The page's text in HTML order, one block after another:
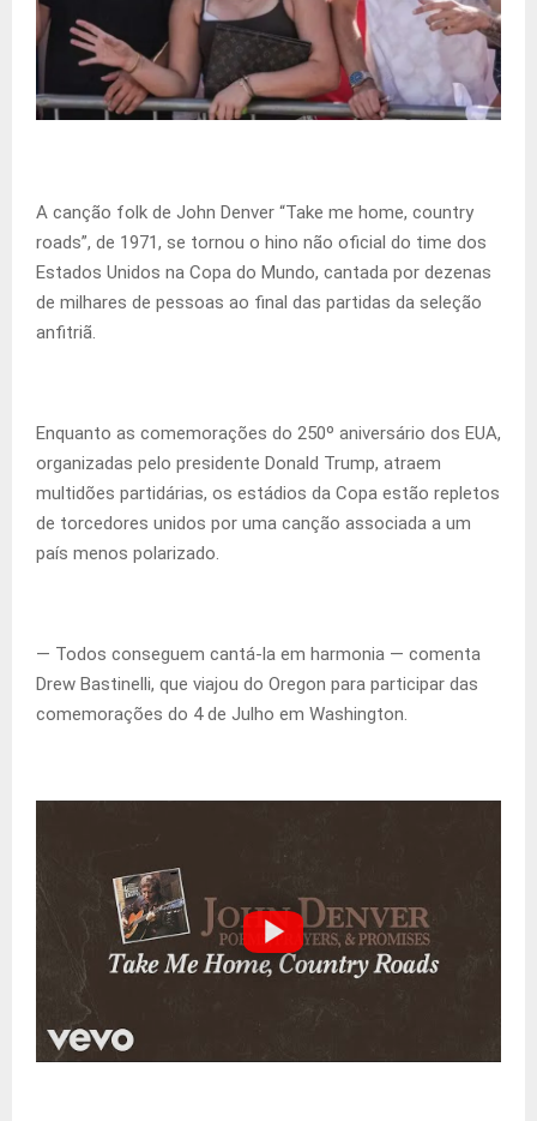
A canção folk de John Denver “Take me home, country
roads”, de 1971, se tornou o hino não oficial do time dos
Estados Unidos na Copa do Mundo, cantada por dezenas
de milhares de pessoas ao final das partidas da seleção
anfitriã.
Enquanto as comemorações do 250º aniversário dos EUA,
organizadas pelo presidente Donald Trump, atraem
multidões partidárias, os estádios da Copa estão repletos
de torcedores unidos por uma canção associada a um
país menos polarizado.
— Todos conseguem cantá-la em harmonia — comenta
Drew Bastinelli, que viajou do Oregon para participar das
comemorações do 4 de Julho em Washington.